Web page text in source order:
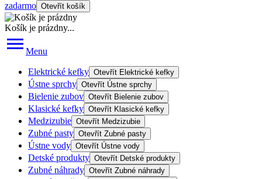
zadarmo Otevřít košík
Košík je prázdny...
Menu
Elektrické kefky Otevřít Elektrické kefky
Ústne sprchy Otevřít Ústne sprchy
Bielenie zubov Otevřít Bielenie zubov
Klasické kefky Otevřít Klasické kefky
Medzizubie Otevřít Medzizubie
Zubné pasty Otevřít Zubné pasty
Ústne vody Otevřít Ústne vody
Detské produkty Otevřít Detské produkty
Zubné náhrady Otevřít Zubné náhrady